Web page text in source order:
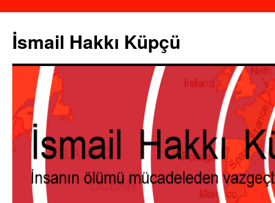
İsmail Hakkı Küpçü